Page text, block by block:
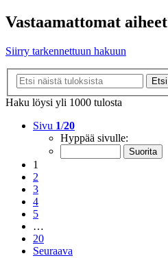
Vastaamattomat aiheet
Siirry tarkennettuun hakuun
Etsi
Haku löysi yli 1000 tulosta
Sivu 1/20
Hyppää sivulle:
1
2
3
4
5
…
20
Seuraava